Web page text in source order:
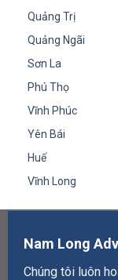
Quảng Trị
Quảng Ngãi
Sơn La
Phú Thọ
Vĩnh Phúc
Yên Bái
Huế
Vĩnh Long
Nam Long Adv
Chúng tôi luôn